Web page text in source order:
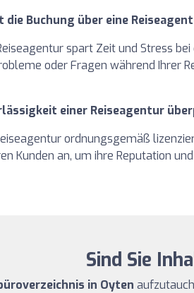
Buchung über eine
spart Zeit und Stress
oder Fragen während Ihrer
einer Reiseagentur
ordnungsgemäß
Kunden an, um ihre Reputation
Sind Sie
in Oyten